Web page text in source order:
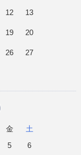
12 13
19 20
26 27
金
土
5 6